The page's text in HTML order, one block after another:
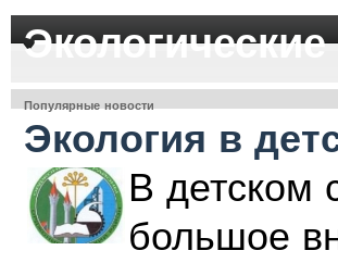
Популярные новости
Экология в
В детском
большое